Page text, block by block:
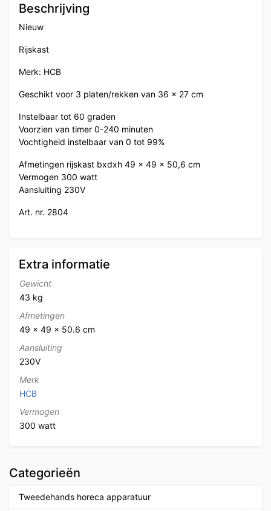
Beschrijving
Nieuw
Rijskast
Merk: HCB
Geschikt voor 3 platen/rekken van 36 x 27 cm
Instelbaar tot 60 graden
Voorzien van timer 0-240 minuten
Vochtigheid instelbaar van 0 tot 99%
Afmetingen rijskast bxdxh 49 x 49 x 50,6 cm
Vermogen 300 watt
Aansluiting 230V
Art. nr. 2804
Extra informatie
Gewicht
43 kg
Afmetingen
49 × 49 × 50.6 cm
Aansluiting
230V
Merk
HCB
Vermogen
300 watt
Categorieën
Tweedehands horeca apparatuur